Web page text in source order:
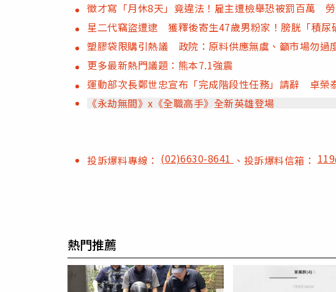
徵才寫「月休8天」竟違法！雇主遭檢舉恐被罰百萬
星二代竊盜遭逮 獲釋後寄生47歲男粉家！膀胱「積尿
塑膠袋限購引熱議 政院：原料供應無虞、籲市場勿過
更多最新熱門議題：熊本7.1強震
運動部次長鄭世忠宣布「完成階段性任務」請辭 卓榮
《永劫無間》x《全職高手》全新英雄登場
投訴爆料專線： (02)6630-8641 、投訴爆料信箱：
熱門推薦